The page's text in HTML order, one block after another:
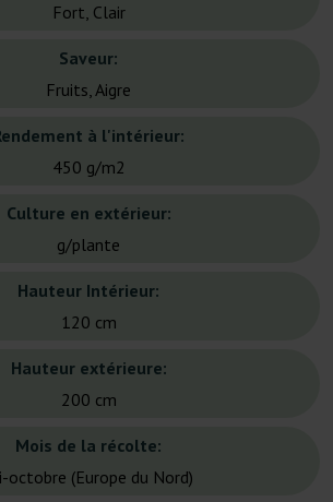
Fort, Clair
Saveur:
Fruits, Aigre
à l'intérieur:
450 g/m2
Culture en extérieur:
g/plante
Hauteur Intérieur:
120 cm
Hauteur extérieure:
200 cm
Mois de la récolte:
octobre (Europe du Nord)